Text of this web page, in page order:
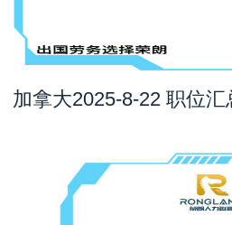
加拿大2025-8-22 职位汇